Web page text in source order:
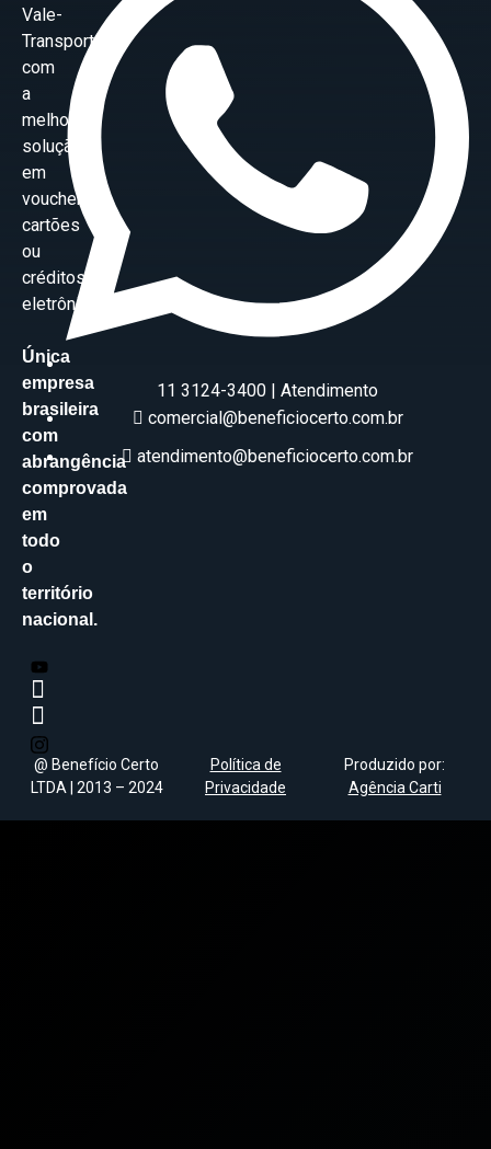
Vale-
Transporte
com
a
melhor
solução
em
vouchers,
cartões
ou
créditos
eletrônicos.
Única
empresa
brasileira
com
abrangência
comprovada
em
todo
o
território
nacional.
11 3124-3400 | Atendimento
comercial@beneficiocerto.com.br
atendimento@beneficiocerto.com.br
@ Benefício Certo
LTDA | 2013 – 2024
Política de
Privacidade
Produzido por:
Agência Carti